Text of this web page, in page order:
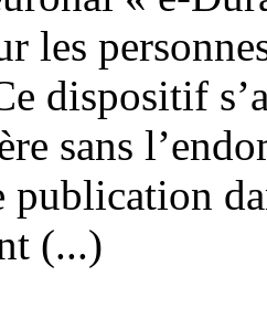
les
dispositif
sans
publication
(...)